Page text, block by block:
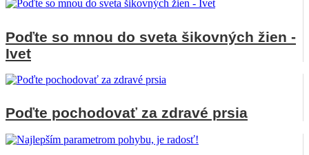
Poďte so mnou do sveta šikovných žien -
Ivet
Poďte pochodovať za zdravé prsia